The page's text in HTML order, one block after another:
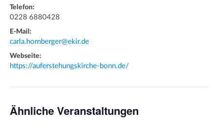
Telefon:
0228 6880428
E-Mail:
carla.hornberger@ekir.de
Webseite:
https://auferstehungskirche-bonn.de/
Ähnliche Veranstaltungen